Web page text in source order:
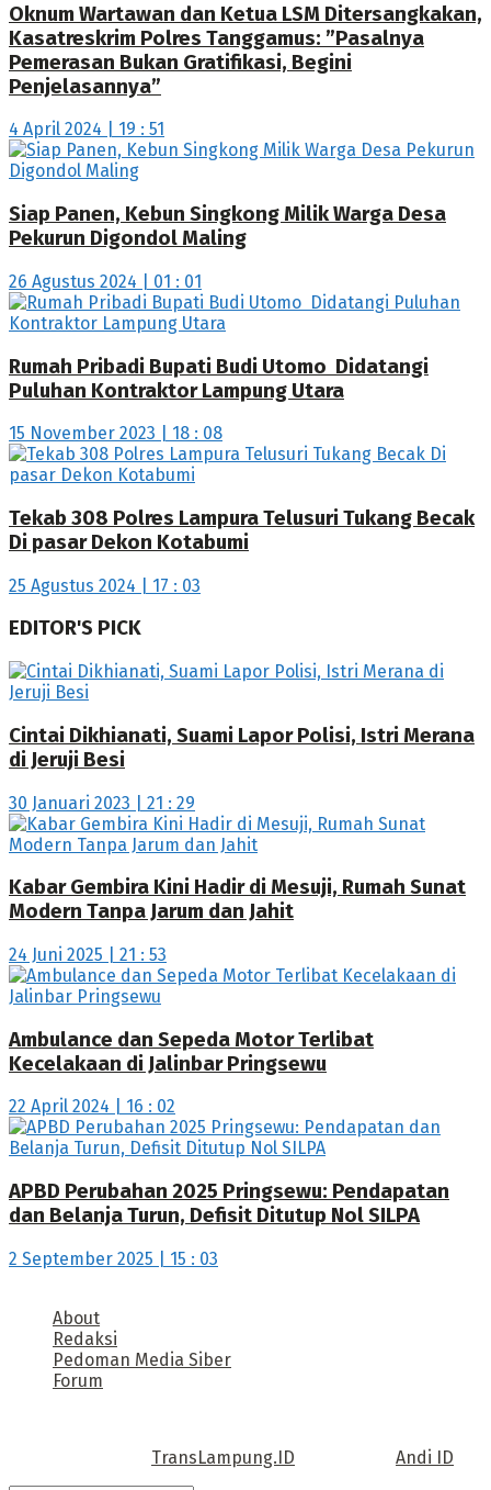
Oknum Wartawan dan Ketua LSM Ditersangkakan,
Kasatreskrim Polres Tanggamus: ”Pasalnya
Pemerasan Bukan Gratifikasi, Begini
Penjelasannya”
4 April 2024 | 19 : 51
Siap Panen, Kebun Singkong Milik Warga Desa
Pekurun Digondol Maling
26 Agustus 2024 | 01 : 01
Rumah Pribadi Bupati Budi Utomo Didatangi
Puluhan Kontraktor Lampung Utara
15 November 2023 | 18 : 08
Tekab 308 Polres Lampura Telusuri Tukang Becak
Di pasar Dekon Kotabumi
25 Agustus 2024 | 17 : 03
EDITOR'S PICK
Cintai Dikhianati, Suami Lapor Polisi, Istri Merana
di Jeruji Besi
30 Januari 2023 | 21 : 29
Kabar Gembira Kini Hadir di Mesuji, Rumah Sunat
Modern Tanpa Jarum dan Jahit
24 Juni 2025 | 21 : 53
Ambulance dan Sepeda Motor Terlibat
Kecelakaan di Jalinbar Pringsewu
22 April 2024 | 16 : 02
APBD Perubahan 2025 Pringsewu: Pendapatan
dan Belanja Turun, Defisit Ditutup Nol SILPA
2 September 2025 | 15 : 03
About
Redaksi
Pedoman Media Siber
Forum
TransLampung.ID Andi ID